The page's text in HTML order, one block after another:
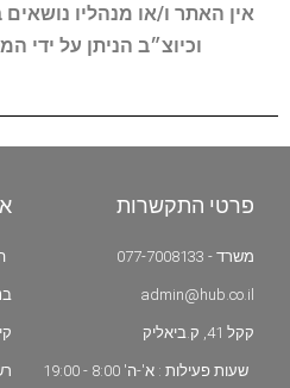
אין האתר ו/או מנהליו
וכיוצ״ב הניתן על ידי
פרטי התקשרות
משרד - 077-7008133
admin@hub.co.il
קקל 41, ק.ביאליק
שעות פעילות : א'-ה' 8:00 - 19:00